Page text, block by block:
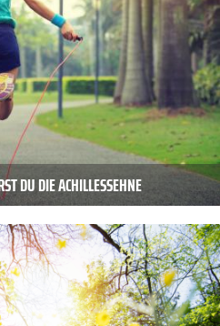
DU DIE ACHILLESSEHNE